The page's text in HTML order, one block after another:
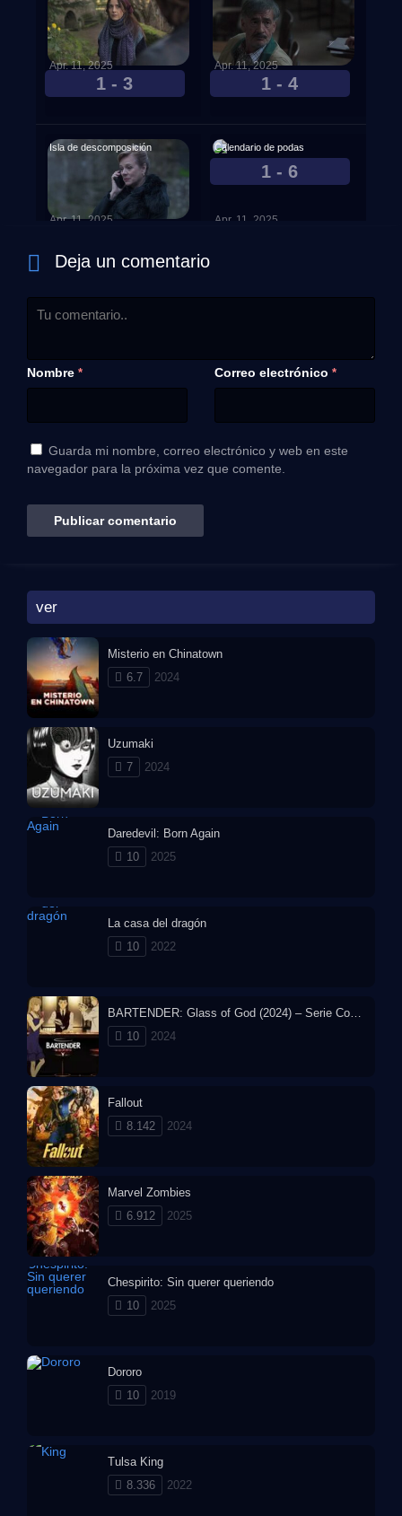
1 - 3
Apr. 11, 2025
1 - 4
Apr. 11, 2025
Isla de descomposición
Apr. 11, 2025
1 - 6
Calendario de podas
Apr. 11, 2025
Deja un comentario
Nombre * Correo electrónico *
Guarda mi nombre, correo electrónico y web en este
navegador para la próxima vez que comente.
ver
Misterio en Chinatown
6.7
2024
Uzumaki
7
2024
Daredevil: Born Again
10
2025
La casa del dragón
10
2022
10
2024
Fallout
8.142
2024
Marvel Zombies
6.912
2025
Chespirito: Sin querer queriendo
10
2025
Dororo
10
2019
Tulsa King
8.336
2022